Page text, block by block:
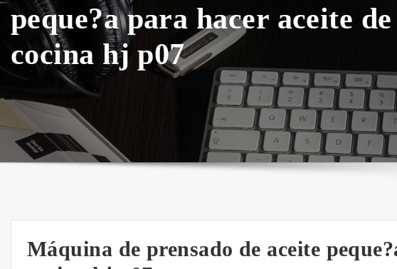
peque?a para hacer aceite de
cocina hj p07
Máquina de prensado de aceite